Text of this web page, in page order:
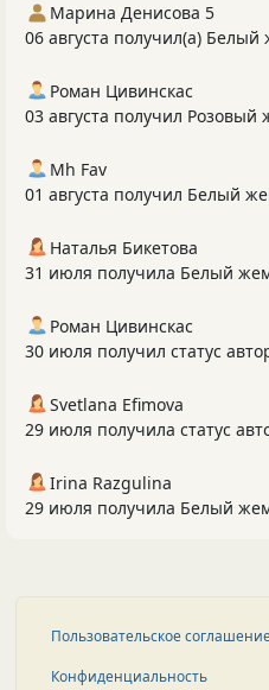
Марина Денисова 5
06 августа получил(а) Белый
Роман Цивинскас
03 августа получил Розовый
Mh Fav
01 августа получил Белый
Наталья Бикетова
31 июля получила Белый
Роман Цивинскас
30 июля получил статус
Svetlana Efimova
29 июля получила статус
Irina Razgulina
29 июля получила Белый
Пользовательское
Конфиденциальность